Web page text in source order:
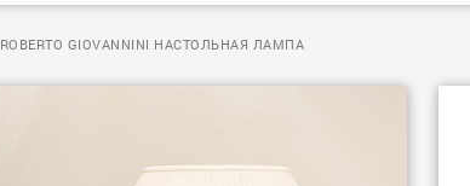
ROBERTO GIOVANNINI НАСТОЛЬНАЯ ЛАМПА